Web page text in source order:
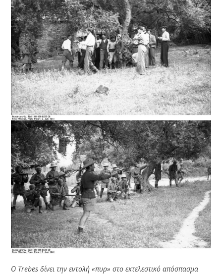
Ο Trebes δίνει την εντολή «πυρ» στο εκτελεστικό απόσπασμα